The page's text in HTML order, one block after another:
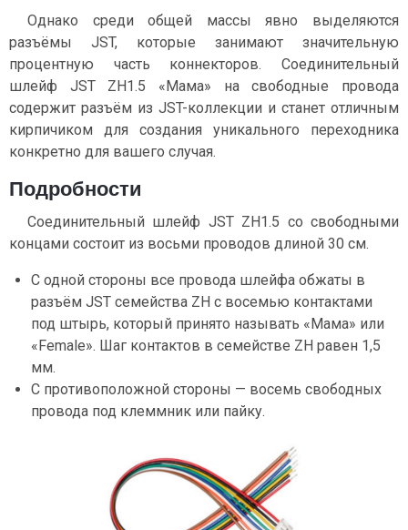
Однако среди общей массы явно выделяются
разъёмы JST, которые занимают значительную
процентную часть коннекторов. Соединительный
шлейф JST ZH1.5 «Мама» на свободные провода
содержит разъём из JST-коллекции и станет отличным
кирпичиком для создания уникального переходника
конкретно для вашего случая.
Подробности
Соединительный шлейф JST ZH1.5 со свободными
концами состоит из восьми проводов длиной 30 см.
С одной стороны все провода шлейфа обжаты в
разъём JST семейства ZH c восемью контактами
под штырь, который принято называть «Мама» или
«Female». Шаг контактов в семействе ZH равен 1,5
мм.
С противоположной стороны — восемь свободных
провода под клеммник или пайку.